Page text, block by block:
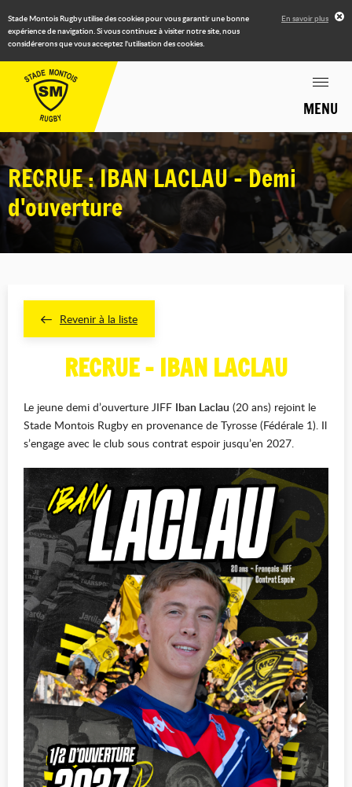
Stade Montois Rugby utilise des cookies pour vous garantir une bonne
expérience de navigation. Si vous continuez à visiter notre site, nous
considérerons que vous acceptez l'utilisation des cookies.
En savoir plus
MENU
RECRUE : IBAN LACLAU - Demi
d'ouverture
Revenir à la liste
RECRUE - IBAN LACLAU
Le jeune demi d’ouverture JIFF Iban Laclau (20 ans) rejoint le
Stade Montois Rugby en provenance de Tyrosse (Fédérale 1). Il
s’engage avec le club sous contrat espoir jusqu’en 2027.